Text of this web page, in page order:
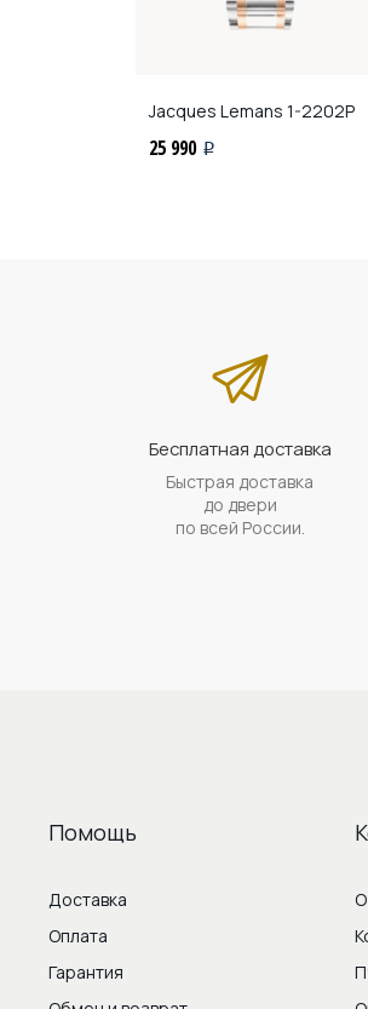
Jacques Lemans 1-2202P
25 990 i
Бесплатная доставка
Быстрая доставка
до двери
по всей России.
Помощь
Доставка
Оплата
Гарантия